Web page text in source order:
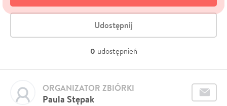
Udostępnij
0 udostępnień
Paula Stępak
ORGANIZATOR ZBIÓRKI